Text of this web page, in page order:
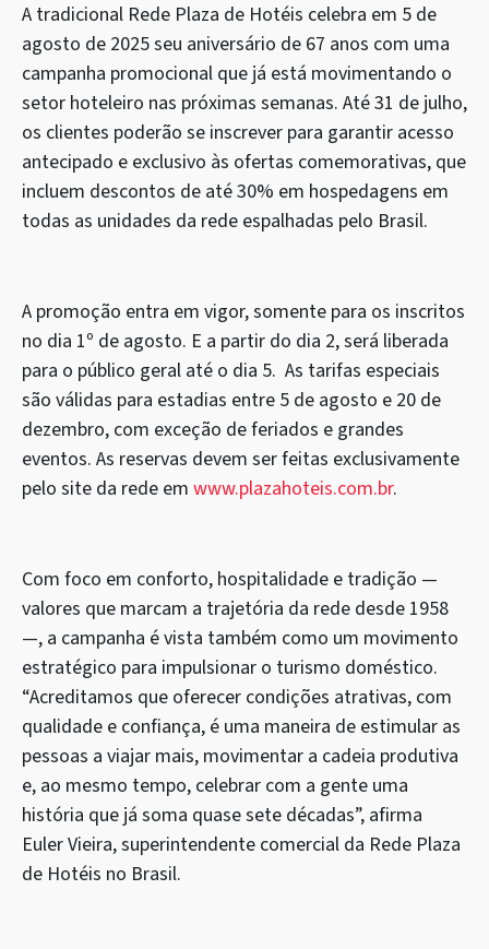
A tradicional Rede Plaza de Hotéis celebra em 5 de
agosto de 2025 seu aniversário de 67 anos com uma
campanha promocional que já está movimentando o
setor hoteleiro nas próximas semanas. Até 31 de julho,
os clientes poderão se inscrever para garantir acesso
antecipado e exclusivo às ofertas comemorativas, que
incluem descontos de até 30% em hospedagens em
todas as unidades da rede espalhadas pelo Brasil.
A promoção entra em vigor, somente para os inscritos
no dia 1º de agosto. E a partir do dia 2, será liberada
para o público geral até o dia 5. As tarifas especiais
são válidas para estadias entre 5 de agosto e 20 de
dezembro, com exceção de feriados e grandes
eventos. As reservas devem ser feitas exclusivamente
pelo site da rede em www.plazahoteis.com.br.
Com foco em conforto, hospitalidade e tradição —
valores que marcam a trajetória da rede desde 1958
—, a campanha é vista também como um movimento
estratégico para impulsionar o turismo doméstico.
“Acreditamos que oferecer condições atrativas, com
qualidade e confiança, é uma maneira de estimular as
pessoas a viajar mais, movimentar a cadeia produtiva
e, ao mesmo tempo, celebrar com a gente uma
história que já soma quase sete décadas”, afirma
Euler Vieira, superintendente comercial da Rede Plaza
de Hotéis no Brasil.